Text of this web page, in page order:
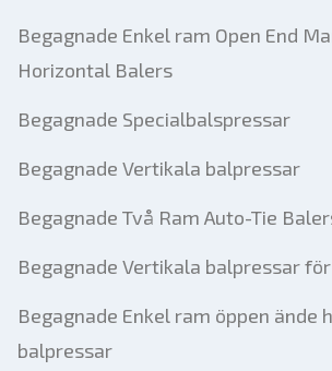
Begagnade Enkel ram Open End
Horizontal Balers
Begagnade Specialbalspressar
Begagnade Vertikala balpressar
Begagnade Två Ram Auto-Tie
Begagnade Vertikala balpressar
Begagnade Enkel ram öppen ände
balpressar